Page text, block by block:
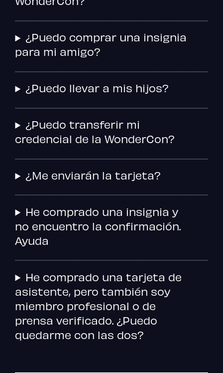
¿Puedo comprar una insignia
para mi amigo?
¿Puedo llevar a mis hijos?
¿Puedo transferir mi
credencial de la WonderCon?
¿Me enviarán la tarjeta?
He comprado una insignia y
no encuentro la confirmación.
Ayuda
He comprado una tarjeta de
asistente, pero también soy
miembro profesional o de
prensa verificado. ¿Puedo
quedarme con las dos?